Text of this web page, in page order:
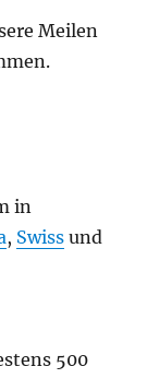
Meilen
in
, Swiss und
500